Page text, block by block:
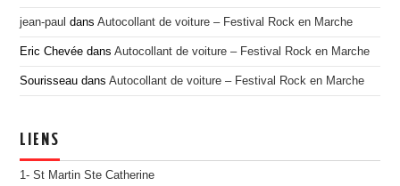
jean-paul dansAutocollant de voiture – Festival Rock en Marche
Eric Chevée dansAutocollant de voiture – Festival Rock en Marche
Sourisseau dansAutocollant de voiture – Festival Rock en Marche
LIENS
1- St Martin Ste Catherine